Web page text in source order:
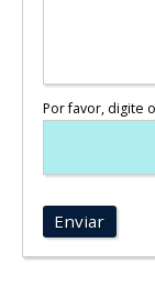
Por favor, digite
Enviar